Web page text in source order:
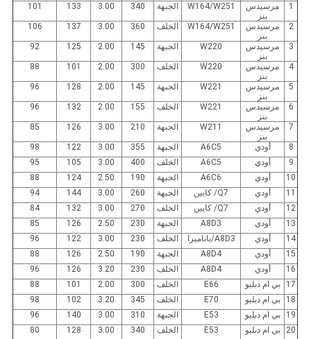
1
مرسيدس
بنز
W164/W251 الجبهة 340
3.00
133
101
2
مرسيدس
بنز
W164/W251 الخلف 360
3.00
137
106
3
مرسيدس
بنز
W220 الجبهة 145
2.00
125
92
4
مرسيدس
بنز
W220 الخلف 300
2.00
101
88
5
مرسيدس
بنز
W221 الجبهة 145
2.00
128
96
6
مرسيدس
بنز
W221 الخلف 155
2.00
132
96
7
مرسيدس
بنز
W211 الجبهة 210
3.00
126
85
8 أودي A6C5 الجبهة 355
3.00
122
98
9
أودي A6C5 الخلف 400
3.00
105
95
10
أودي A6C6 الجبهة 190
2.50
124
88
11
أودي Q7/ كايين الجبهة 260
3.00
144
94
12
أودي Q7/ كايين الخلف 270
3.00
132
84
13
أودي A8D3 الجبهة 230
2.50
126
85
14
أودي A8D3/باناميرا الخلف 230
3.00
122
96
15
أودي A8D4 الجبهة 190
2.50
126
88
16
أودي A8D4 الخلف 230
3.20
126
96
17
بي ام دبليو E66 الخلف 300
2.00
101
88
18
بي ام دبليو E70 الخلف 345
3.20
102
98
19
بي ام دبليو E53 الجبهة 310
3.00
140
96
20
بي ام دبليو E53 الخلف 340
3.00
128
80